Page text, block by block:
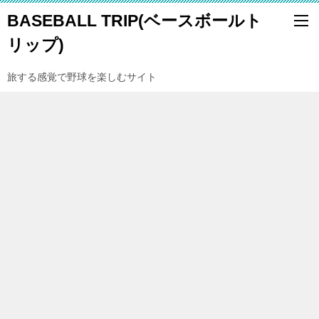
BASEBALL TRIP(ベースボールト
リップ)
旅する感覚で野球を楽しむサイト